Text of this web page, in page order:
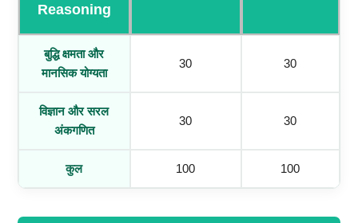
Reasoning
बुद्धि क्षमता और
मानसिक योग्यता
30 30
विज्ञान और सरल
अंकगणित
30 30
कुल 100 100